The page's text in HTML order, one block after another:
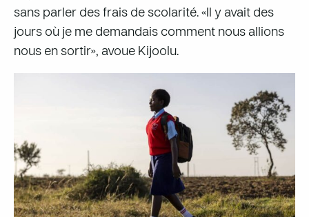
sans parler des frais de scolarité. «Il y avait des
jours où je me demandais comment nous allions
nous en sortir», avoue Kijoolu.